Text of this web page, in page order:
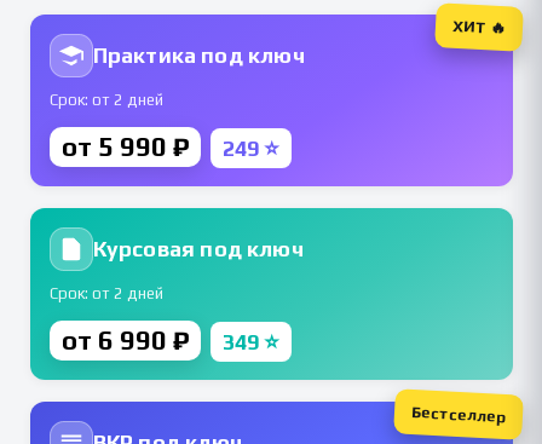
Практика под ключ
Срок: от 2 дней
от 5 990 ₽ 249 ⭐
ХИТ 🔥
Курсовая под ключ
Срок: от 2 дней
от 6 990 ₽ 349 ⭐
Бестселлер